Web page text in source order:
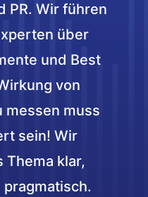
PR. Wir führen
über
und Best
von
messen muss
sein! Wir
Thema klar,